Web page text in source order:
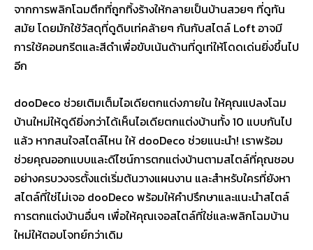
จากการพลิกโฉมตึกที่ถูกทิ้งร้างให้กลายเป็นบ้านสวยๆ ที่ดูทัน
สมัย โดยมักใช้วัสดุที่ดูดิบเท่คล้ายๆ กันกับสไตล์ Loft อาจมี
การใช้คอนกรีตและสีดำเพื่อขับเน้นด้านที่ดูเท่ให้โดดเด่นยิ่งขึ้นไป
อีก
dooDeco ช่วยเติมเต็มไอเดียตกแต่งภายใน ให้คุณแปลงโฉม
บ้านใหม่ให้ดูดียิ่งกว่าได้เห็นไอเดียตกแต่งบ้านทั้ง 10 แบบกันไป
แล้ว หากสนใจสไตล์ไหน ให้ dooDeco ช่วยแนะนำ! เราพร้อม
ช่วยคุณออกแบบและดีไซน์การตกแต่งบ้านตามสไตล์ที่คุณชอบ
อย่างครบวงจรตั้งแต่เริ่มต้นวางแผนงาน และสำหรับใครที่ยังหา
สไตล์ที่ใช่ไม่เจอ dooDeco พร้อมให้คำปรึกษาและแนะนำสไตล์
การตกแต่งบ้านอื่นๆ เพื่อให้คุณเจอสไตล์ที่ใช่และพลิกโฉมบ้าน
ใหม่ให้ตอบโจทย์กว่าเดิม